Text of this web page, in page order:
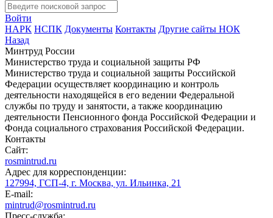
Войти
НАРК НСПК Документы Контакты Другие сайты НОК
Назад
Минтруд России
Министерство труда и социальной защиты РФ
Министерство труда и социальной защиты Российской
Федерации осуществляет координацию и контроль
деятельности находящейся в его ведении Федеральной
службы по труду и занятости, а также координацию
деятельности Пенсионного фонда Российской Федерации и
Фонда социального страхования Российской Федерации.
Контакты
Сайт:
rosmintrud.ru
Адрес для корреспонденции:
127994, ГСП-4, г. Москва, ул. Ильинка, 21
E-mail:
mintrud@rosmintrud.ru
Пресс-служба: